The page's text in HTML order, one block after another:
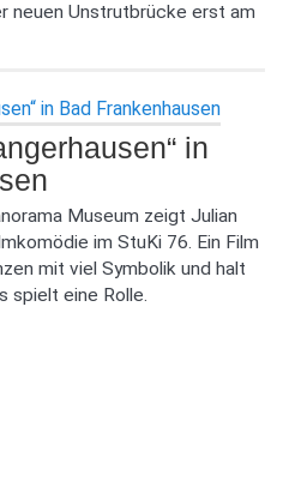
neuen Unstrutbrücke erst am
in
Museum zeigt Julian
im StuKi 76. Ein Film
mit viel Symbolik und halt
spielt eine Rolle.